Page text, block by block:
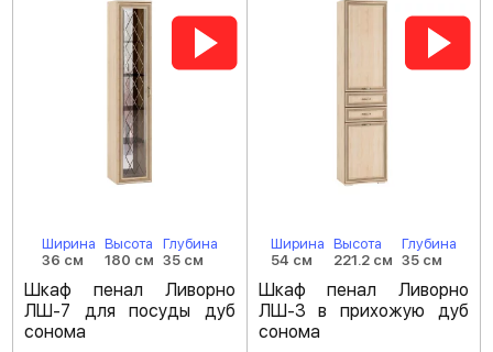
Ширина
36 см
Высота
180 см
Глубина
35 см
Шкаф пенал Ливорно
ЛШ-7 для посуды дуб
сонома
Ширина
54 см
Высота
221.2 см
Глубина
35 см
Шкаф пенал Ливорно
ЛШ-3 в прихожую дуб
сонома